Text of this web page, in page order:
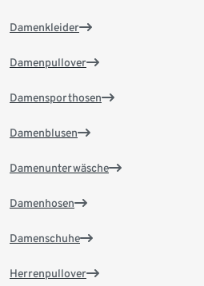
Damenkleider
Damenpullover
Damensporthosen
Damenblusen
Damenunterwäsche
Damenhosen
Damenschuhe
Herrenpullover